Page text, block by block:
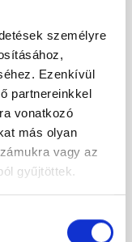
személyre
Ezenkívül
partnereinkkel
vonatkozó
más olyan
vagy az
gyűjtöttek.